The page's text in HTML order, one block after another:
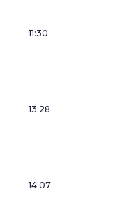
11:30
13:28
14:07